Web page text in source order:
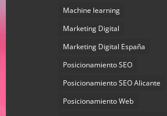
Machine learning
Marketing Digital
Marketing Digital España
Posicionamiento SEO
Posicionamiento SEO Alicante
Posicionamiento Web